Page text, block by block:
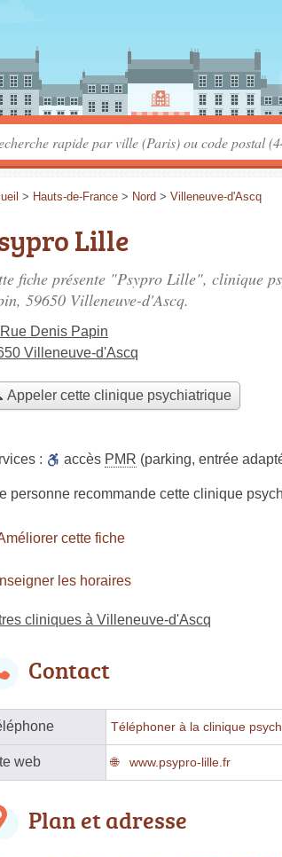
> Hauts-de-France > Nord > Villeneuve-d'Ascq
Lille
fiche présente "Psypro Lille", clinique
, 59650 Villeneuve-d'Ascq.
Denis Papin
Villeneuve-d'Ascq
Appeler cette clinique psychiatrique
: accès PMR (parking, entrée
personne recommande cette clinique
cette fiche
les horaires
cliniques à Villeneuve-d'Ascq
Contact
Téléphoner à la clinique
web www.psypro-lille.fr
Plan et adresse